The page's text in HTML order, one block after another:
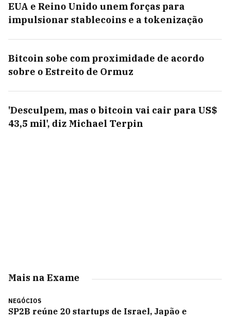
EUA e Reino Unido unem forças para
impulsionar stablecoins e a tokenização
Bitcoin sobe com proximidade de acordo
sobre o Estreito de Ormuz
'Desculpem, mas o bitcoin vai cair para US$
43,5 mil', diz Michael Terpin
Mais na Exame
NEGÓCIOS
SP2B reúne 20 startups de Israel, Japão e